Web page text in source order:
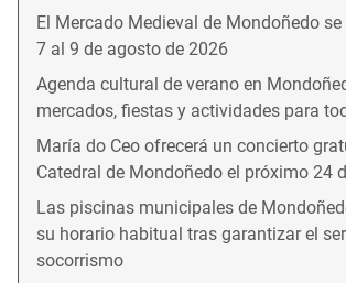
El Mercado Medieval de Mondoñedo se
7 al 9 de agosto de 2026
Agenda cultural de verano en
mercados, fiestas y actividades para
María do Ceo ofrecerá un concierto
Catedral de Mondoñedo el próximo 24
Las piscinas municipales de
su horario habitual tras garantizar el
socorrismo